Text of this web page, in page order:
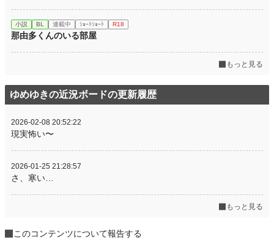
小説 BL 連載中 ｼｮｰﾄｼｮｰﾄ R18
那由多くんのいる部屋
もっと見る
ゆめゆきの近況ボードの更新履歴
2026-02-08 20:52:22
現実怖い〜
2026-01-25 21:28:57
さ、寒い…
もっと見る
このコンテンツについて報告する